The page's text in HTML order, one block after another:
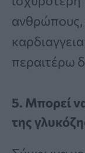
ανθρώπους,
περαιτέρω
5. Μπορεί
της